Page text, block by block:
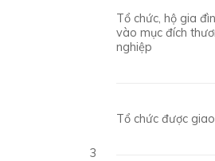
3
Tổ chức, hộ gia
vào mục đích
nghiệp
Tổ chức được